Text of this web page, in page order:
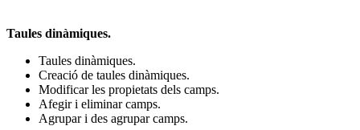
Taules dinàmiques.
Taules dinàmiques.
Creació de taules dinàmiques.
Modificar les propietats dels camps.
Afegir i eliminar camps.
Agrupar i des agrupar camps.